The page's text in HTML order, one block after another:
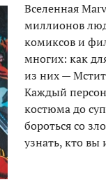
Вселенная
миллионов
комиксов и
многих: как
из них —
Каждый
костюма до
бороться со
узнать, кто вы